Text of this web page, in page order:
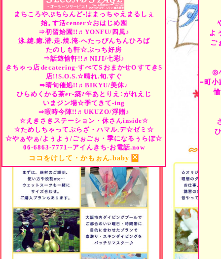
まちころやぷちらんど-はまっちゃえまるしぇ
始。す活center☆おはじめ園
⇒初習始園!!♬YONFU/四風♪
泳.縫.癒.潜.走.焼.淹-へたっぴんちんひろば
たのしも軒☆ぷっち好房
⇒話遊愉軒!!♬NIJI/七彩♪
きちゃっ店 decatering-すべてS おまかせO すてき S
店!! S.O.S.☆晴れ.旬.すぐ
⇒晴旬催処!!♬BIKYU/美休♪
ひらめくかる茶er-築?年あとりえ÷がれえじ
いまジン場☆季てきて-ing
⇒暇時今陣!!♬UKUZO/浮贈♪
☆えきさきステーション・休さんinside☆
☆ためしちゃってぷらざ・ハマル.デ☆ゼミ☆
☆やぁやぁ/よぅよぅ/ごぉごぉ・季になるぅらぼ☆
06-6863-7771--アイんきち-お電話.now
ココをけして・かもぉん.baby ×
よ
ご
◎
=町小